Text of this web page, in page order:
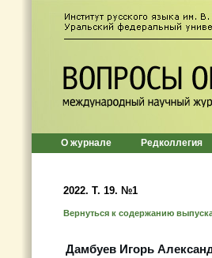
О журнале Редколлегия
2022. Т. 19. №1
Вернуться к содержанию
Дамбуев Игорь